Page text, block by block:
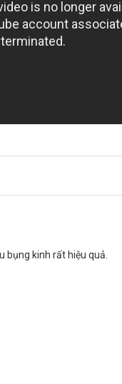
kinh rất hiệu quả.